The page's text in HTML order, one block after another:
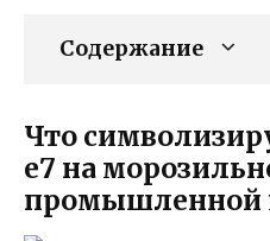
Содержание
Что
е7 на
промышленной